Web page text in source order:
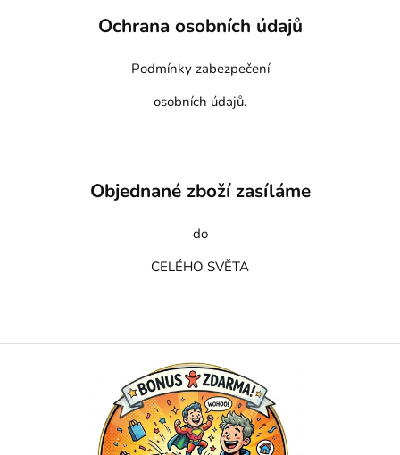
Ochrana osobních údajů
Podmínky zabezpečení
osobních údajů.
Objednané zboží zasíláme
do
CELÉHO SVĚTA